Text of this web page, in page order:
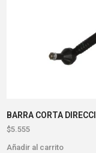
BARRA CORTA
$5.555
Añadir al carrito